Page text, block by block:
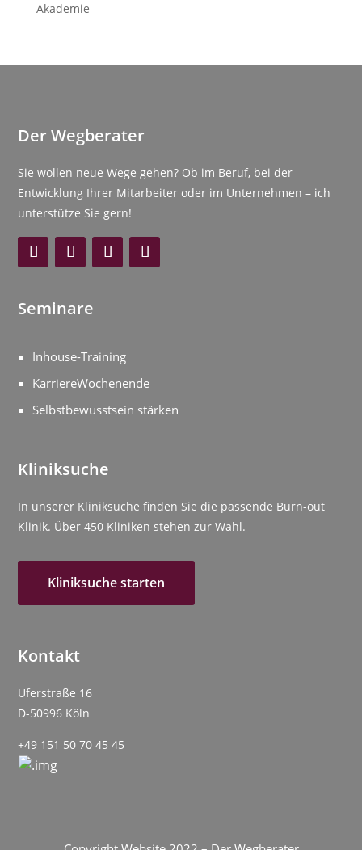
Akademie
Der Wegberater
Sie wollen neue Wege gehen? Ob im Beruf, bei der
Entwicklung Ihrer Mitarbeiter oder im Unternehmen – ich
unterstütze Sie gern!
Seminare
Inhouse-Training
KarriereWochenende
Selbstbewusstsein stärken
Kliniksuche
In unserer Kliniksuche finden Sie die passende Burn-out
Klinik. Über 450 Kliniken stehen zur Wahl.
Kliniksuche starten
Kontakt
Uferstraße 16
D-50996 Köln
+49 151 50 70 45 45